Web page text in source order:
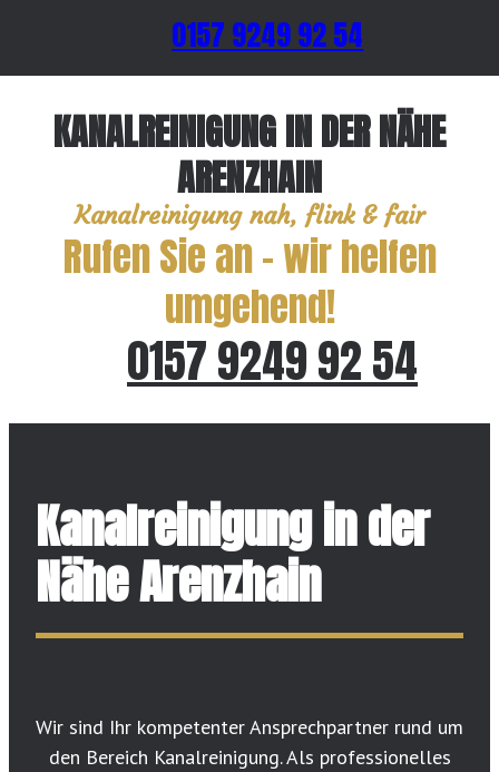
0157 9249 92 54
KANALREINIGUNG IN DER NÄHE
ARENZHAIN
Kanalreinigung nah, flink & fair
Rufen Sie an – wir helfen
umgehend!
0157 9249 92 54
Kanalreinigung in der
Nähe Arenzhain
Wir sind Ihr kompetenter Ansprechpartner rund um
den Bereich Kanalreinigung. Als professionelles